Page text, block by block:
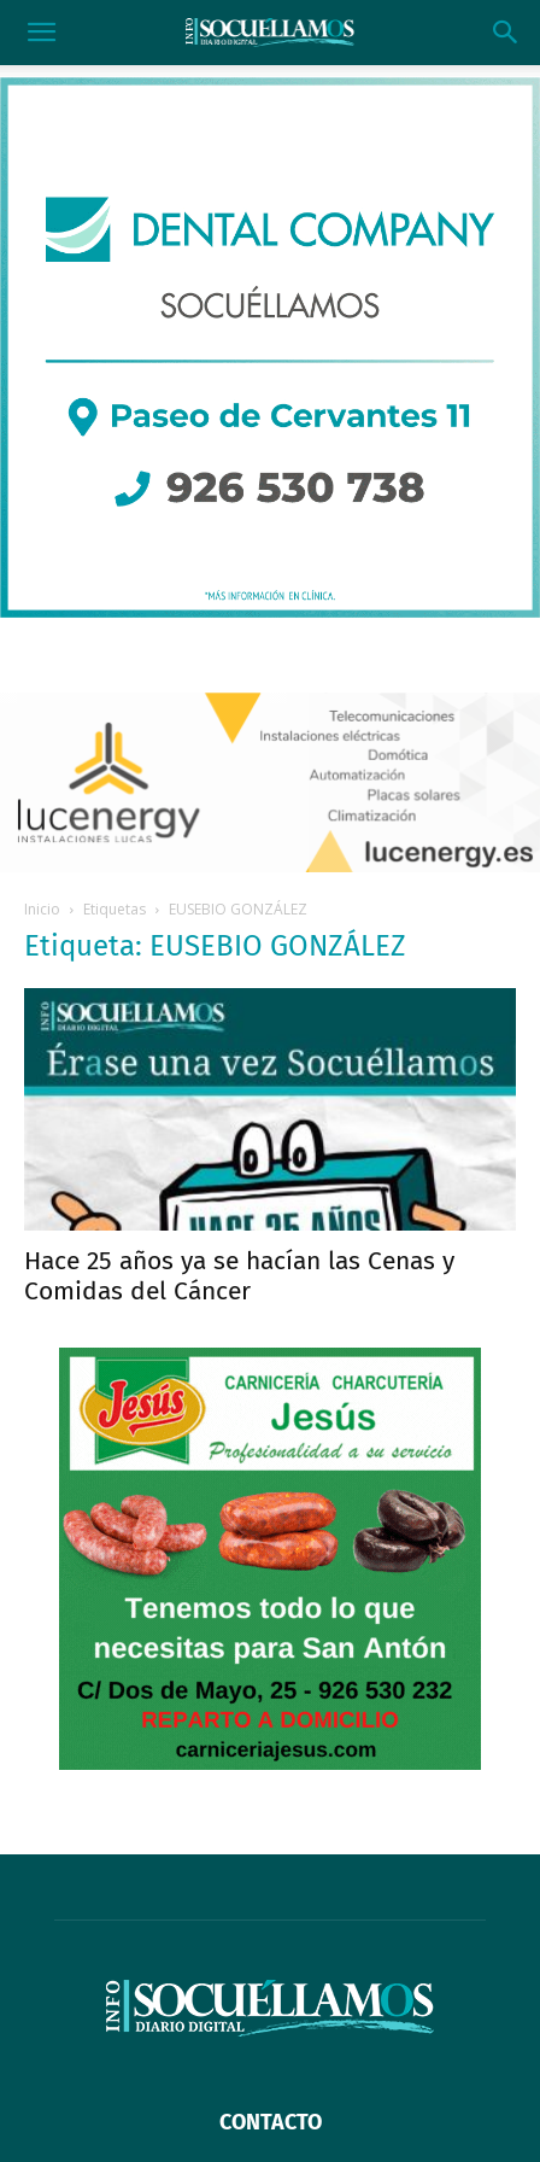
Inicio Etiquetas EUSEBIO GONZÁLEZ
Etiqueta: EUSEBIO GONZÁLEZ
Hace 25 años ya se hacían las Cenas y
Comidas del Cáncer
CONTACTO